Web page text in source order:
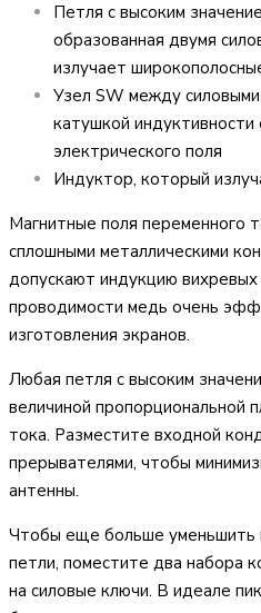
Петля с высоким
образованная двумя
излучает
Узел SW между
катушкой индуктивности
электрического поля
Индуктор, который
Магнитные поля переменного
сплошными металлическими
допускают индукцию
проводимости медь очень
изготовления экранов.
Любая петля с высоким
величиной пропорциональной
тока. Разместите входной
прерывателями, чтобы
антенны.
Чтобы еще больше уменьшить
петли, поместите два набора
на силовые ключи. В идеале